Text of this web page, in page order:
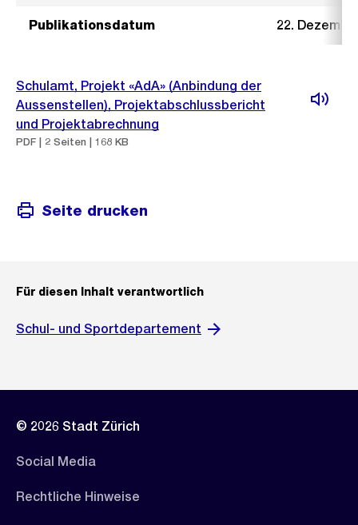
Publikationsdatum 22.
Schulamt, Projekt «AdA» (Anbindung der
Aussenstellen), Projektabschlussbericht
und Projektabrechnung
PDF | 2 Seiten | 168 KB
Seite drucken
Für diesen Inhalt verantwortlich
Schul- und Sportdepartement
© 2026 Stadt Zürich
Social Media
Rechtliche Hinweise